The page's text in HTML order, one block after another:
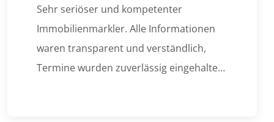
Sehr seriöser und kompetenter
Immobilienmarkler. Alle Informationen
waren transparent und verständlich,
Termine wurden zuverlässig eingehalten